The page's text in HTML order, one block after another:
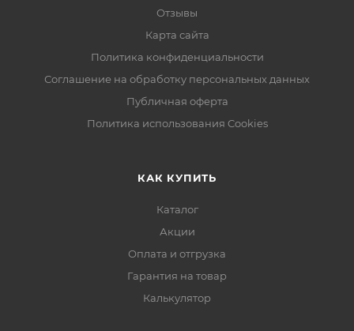
Отзывы
Карта сайта
Политика конфиденциальности
Соглашение на обработку персональных данных
Публичная оферта
Политика использования Cookies
КАК КУПИТЬ
Каталог
Акции
Оплата и отгрузка
Гарантия на товар
Калькулятор